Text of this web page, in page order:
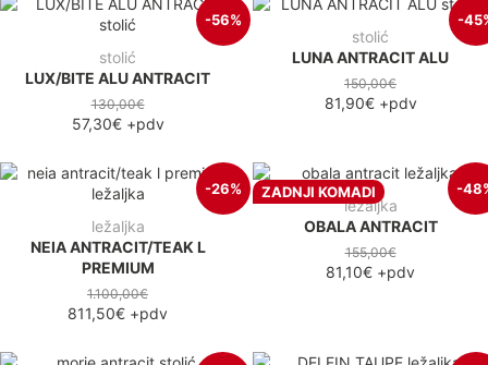
-56%
stolić
LUX/BITE ALU ANTRACIT
130,00€
57,30€+pdv
-
stolić
LUNA ANTRACIT ALU
150,00€
81,90€+pdv
-26%
ležaljka
NEIA ANTRACIT/TEAK L
PREMIUM
1.100,00€
811,50€ +pdv
ZADNJI KOMADI -
ležaljka
OBALA ANTRACIT
155,00€
81,10€ +pdv